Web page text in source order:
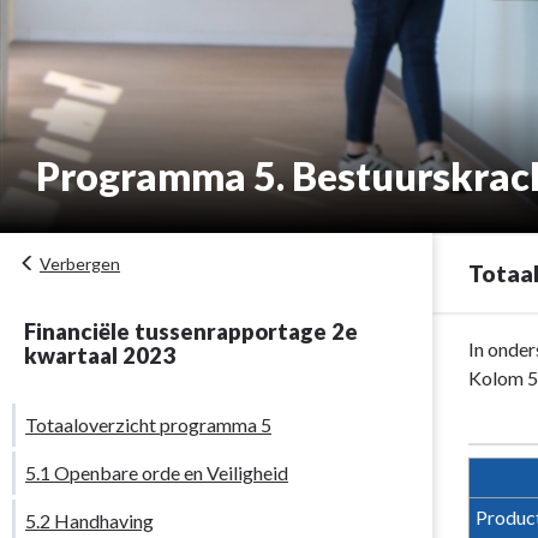
Programma 5.
Verbergen
Financiële tussenrapportage 2e
kwartaal 2023
Totaaloverzicht programma 5
5.1 Openbare orde en Veiligheid
5.2 Handhaving
Terug
Programma
In
Kolom